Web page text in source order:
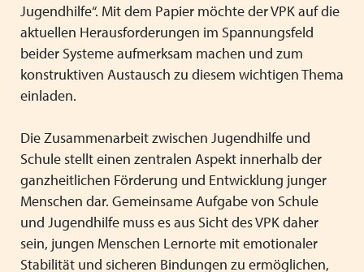
Positionspapier zur besseren Zusammenarbeit von
Schule und Jugendhilfe
Stellenausschreibung Referent*in in der VPK Bayern
Geschäftsstelle
Wir wünschen schöne Weihnachtsferien
Schutzauftrag - überarbeitet Arbeitshilfe des VPK
Gesetz zur Ausgestaltung des inklusiven Kinder- und
Jugendhilfe - Kabinettsentwurf IKHG
Augsburger Erklärung gegen Rechtsextremismus
Jugendhilfe“. Mit dem Papier möchte der VPK auf die
aktuellen Herausforderungen im Spannungsfeld
beider Systeme aufmerksam machen und zum
konstruktiven Austausch zu diesem wichtigen Thema
einladen.
Die Zusammenarbeit zwischen Jugendhilfe und
Schule stellt einen zentralen Aspekt innerhalb der
ganzheitlichen Förderung und Entwicklung junger
Menschen dar. Gemeinsame Aufgabe von Schule
und Jugendhilfe muss es aus Sicht des VPK daher
sein, jungen Menschen Lernorte mit emotionaler
Stabilität und sicheren Bindungen zu ermöglichen,